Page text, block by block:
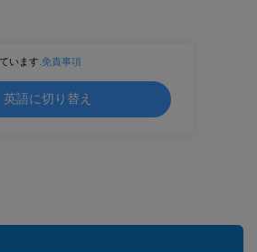
います.免責事項
英語に切り替え